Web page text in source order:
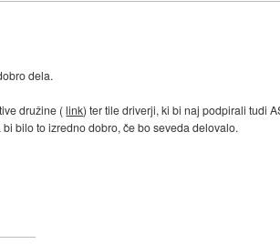
dela.
družine (link) ter tile driverji, ki bi naj podpirali tudi
bilo to izredno dobro, če bo seveda delovalo.